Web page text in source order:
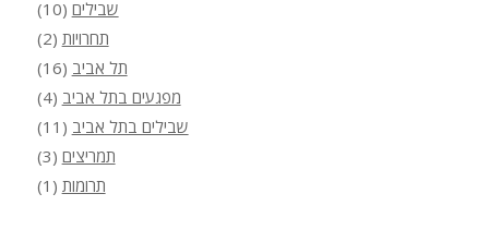
שבילים (10)
תחרויות (2)
תל אביב (16)
מפגעים בתל אביב (4)
שבילים בתל אביב (11)
תמריצים (3)
תרומות (1)